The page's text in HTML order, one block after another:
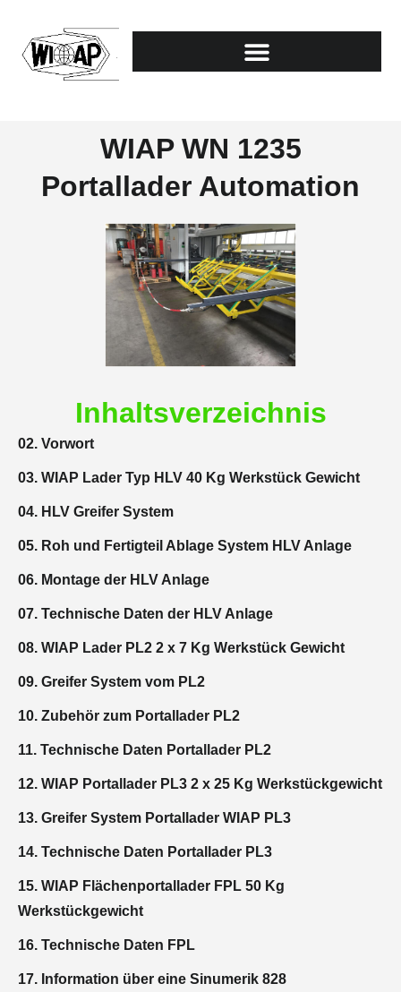
WIAP WN 1235
Portallader Automation
Inhaltsverzeichnis
02. Vorwort
03. WIAP Lader Typ HLV 40 Kg Werkstück Gewicht
04. HLV Greifer System
05. Roh und Fertigteil Ablage System HLV Anlage
06. Montage der HLV Anlage
07. Technische Daten der HLV Anlage
08. WIAP Lader PL2 2 x 7 Kg Werkstück Gewicht
09. Greifer System vom PL2
10. Zubehör zum Portallader PL2
11. Technische Daten Portallader PL2
12. WIAP Portallader PL3 2 x 25 Kg Werkstückgewicht
13. Greifer System Portallader WIAP PL3
14. Technische Daten Portallader PL3
15. WIAP Flächenportallader FPL 50 Kg
Werkstückgewicht
16. Technische Daten FPL
17. Information über eine Sinumerik 828